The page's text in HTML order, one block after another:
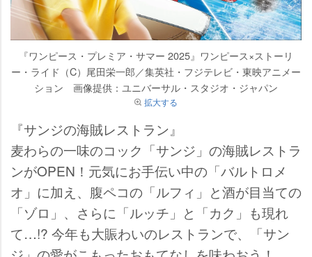
『ワンピース・プレミア・サマー 2025』ワンピース×ストーリ
ー・ライド（C）尾田栄一郎／集英社・フジテレビ・東映アニメー
ション 画像提供：ユニバーサル・スタジオ・ジャパン
拡大する
『サンジの海賊レストラン』
麦わらの一味のコック「サンジ」の海賊レストラ
ンがOPEN！元気にお手伝い中の「バルトロメ
オ」に加え、腹ペコの「ルフィ」と酒が目当ての
「ゾロ」、さらに「ルッチ」と「カク」も現れ
て…!? 今年も大賑わいのレストランで、「サン